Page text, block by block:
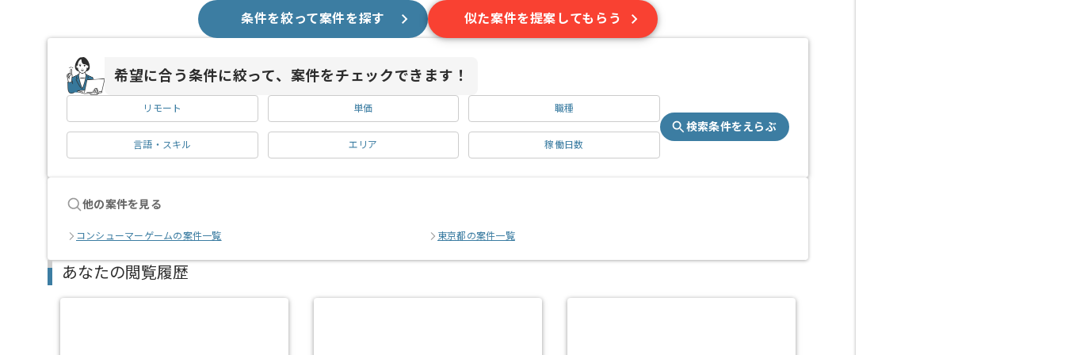
条件を絞って案件を探す 似た案件を提案してもらう
希望に合う条件に絞って、案件をチェックできます！
リモート 単価 職種
言語・スキル エリア 稼働日数
検索条件をえらぶ
他の案件を見る
コンシューマーゲームの案件一覧 東京都の案件一覧
あなたの閲覧履歴